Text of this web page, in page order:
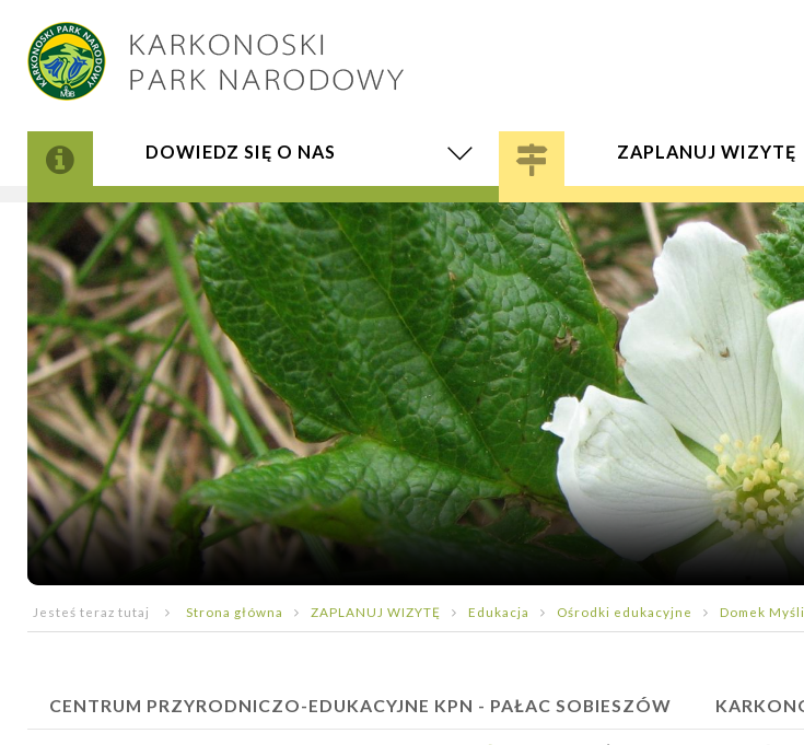
DOWIEDZ SIĘ O NAS ZAPLANUJ WIZYTĘ
Jesteś teraz tutaj Strona główna ZAPLANUJ WIZYTĘ Edukacja Ośrodki edukacyjne Domek
CENTRUM PRZYRODNICZO-EDUKACYJNE KPN - PAŁAC SOBIESZÓW